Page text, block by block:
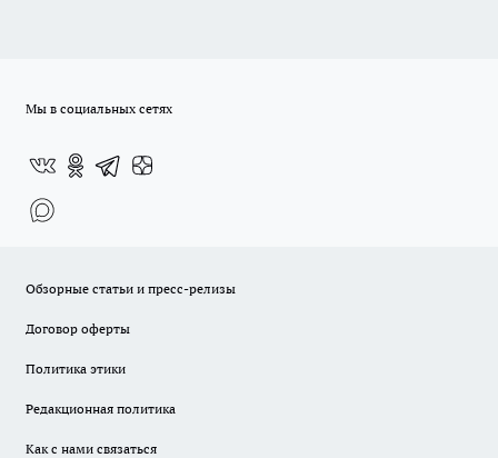
Мы в социальных сетях
Обзорные статьи и пресс-релизы
Договор оферты
Политика этики
Редакционная политика
Как с нами связаться